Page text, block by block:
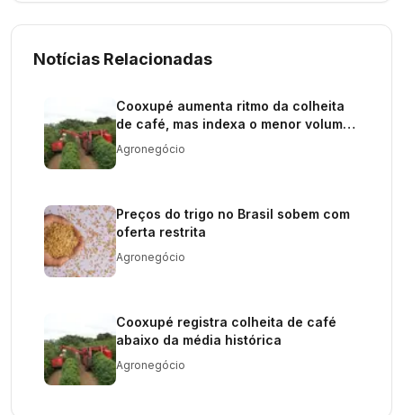
Notícias Relacionadas
Cooxupé aumenta ritmo da colheita
de café, mas indexa o menor volume
desde 2018
Agronegócio
Preços do trigo no Brasil sobem com
oferta restrita
Agronegócio
Cooxupé registra colheita de café
abaixo da média histórica
Agronegócio